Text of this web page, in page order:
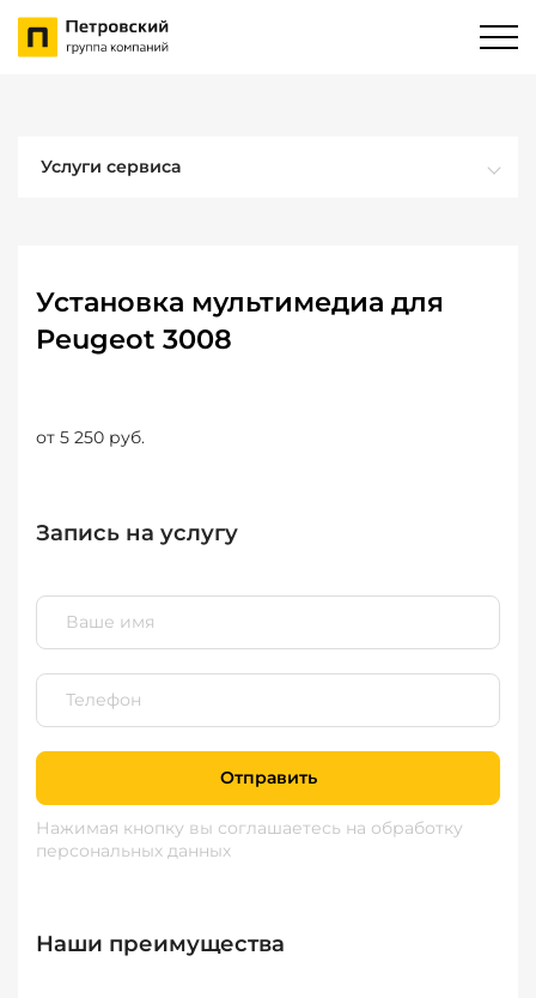
Услуги сервиса
Установка мультимедиа для
Peugeot 3008
от 5 250 руб.
Запись на услугу
Отправить
Нажимая кнопку вы соглашаетесь на обработку
персональных данных
Наши преимущества